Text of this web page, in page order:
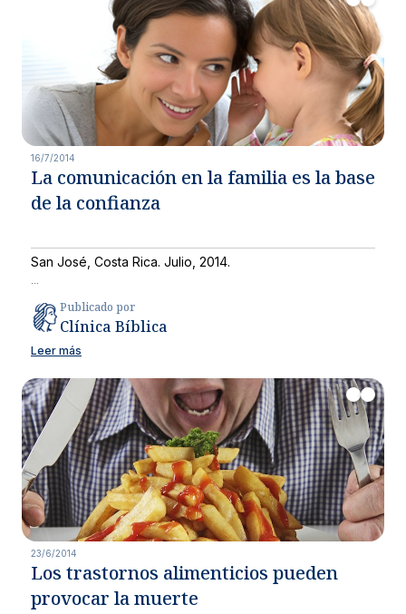
16/7/2014
La comunicación en la familia es la base
de la confianza
San José, Costa Rica. Julio, 2014.
Publicado por
Clínica Bíblica
Leer más
23/6/2014
Los trastornos alimenticios pueden
provocar la muerte